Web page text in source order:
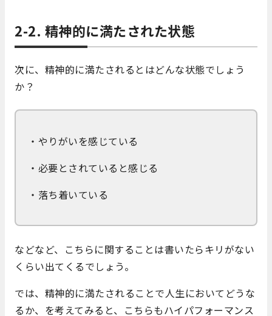
2-2. 精神的に満たされた状態
次に、精神的に満たされるとはどんな状態でしょう
か？
・やりがいを感じている
・必要とされていると感じる
・落ち着いている
などなど、こちらに関することは書いたらキリがない
くらい出てくるでしょう。
では、精神的に満たされることで人生においてどうな
るか、を考えてみると、こちらもハイパフォーマンス